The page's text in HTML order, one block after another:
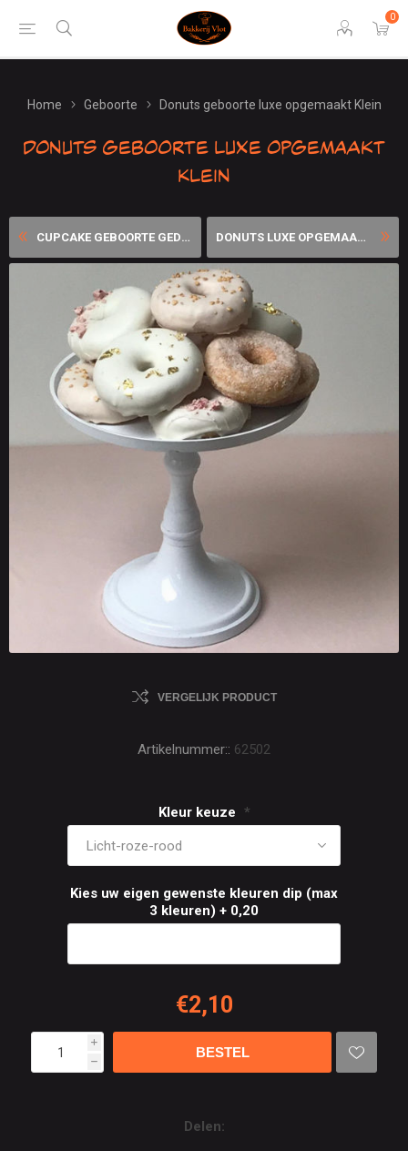
0
Home Geboorte Donuts geboorte luxe opgemaakt Klein
Donuts geboorte luxe opgemaakt
Klein
CUPCAKE GEBOORTE GEDIPT LU... DONUTS LUXE OPGEMAAKT GROOT
VERGELIJK PRODUCT
Artikelnummer:: 62502
Kleur keuze *
Kies uw eigen gewenste kleuren dip (max
3 kleuren) + 0,20
€2,10
i
h
Delen: